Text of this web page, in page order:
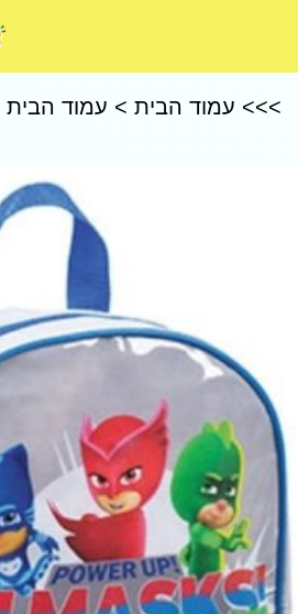
>>> עמוד הבית > עמוד הבית